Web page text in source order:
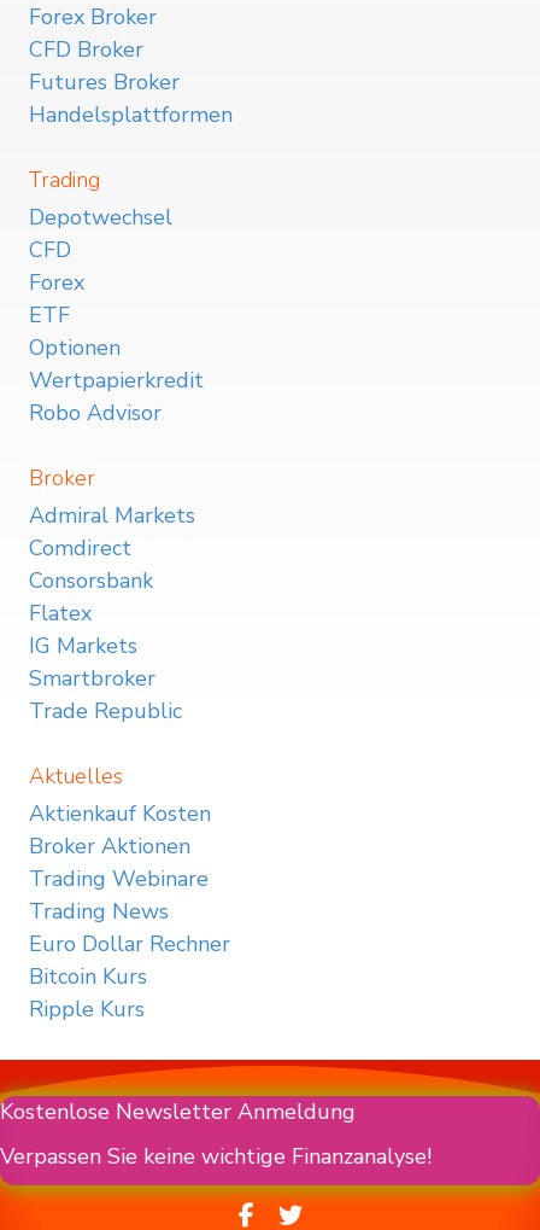
Forex Broker
CFD Broker
Futures Broker
Handelsplattformen
Trading
Depotwechsel
CFD
Forex
ETF
Optionen
Wertpapierkredit
Robo Advisor
Broker
Admiral Markets
Comdirect
Consorsbank
Flatex
IG Markets
Smartbroker
Trade Republic
Aktuelles
Aktienkauf Kosten
Broker Aktionen
Trading Webinare
Trading News
Euro Dollar Rechner
Bitcoin Kurs
Ripple Kurs
Kostenlose Newsletter Anmeldung
Verpassen Sie keine wichtige Finanzanalyse!